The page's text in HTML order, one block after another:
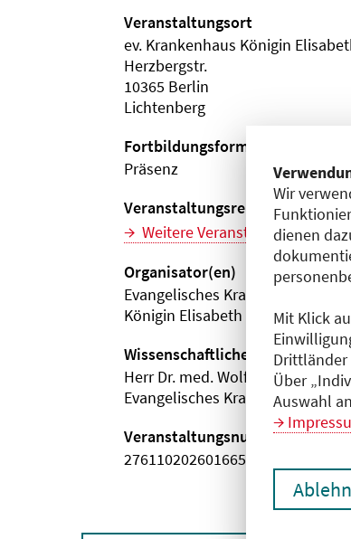
Wir
dienen
Mit Klick
Drittländer
Über
Auswahl
Veranstaltungsort
ev. Krankenhaus Königin
Herzbergstr.
10365 Berlin
Lichtenberg
Fortbildungsformat
Präsenz
Veranstaltungsreihe
Weitere Veranstaltungen
Organisator(en)
Evangelisches Krankenhaus
Königin Elisabeth Herzberge
Wissenschaftliche Leitung
Herr Dr. med. Wolfgang Vogler
Evangelisches Krankenhaus
Veranstaltungsnummer
2761102026016650100